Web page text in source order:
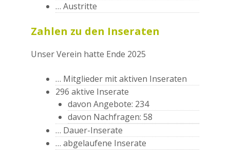
… Austritte
Zahlen zu den Inseraten
Unser Verein hatte Ende 2025
… Mitglieder mit aktiven Inseraten
296 aktive Inserate
davon Angebote: 234
davon Nachfragen: 58
… Dauer-Inserate
… abgelaufene Inserate